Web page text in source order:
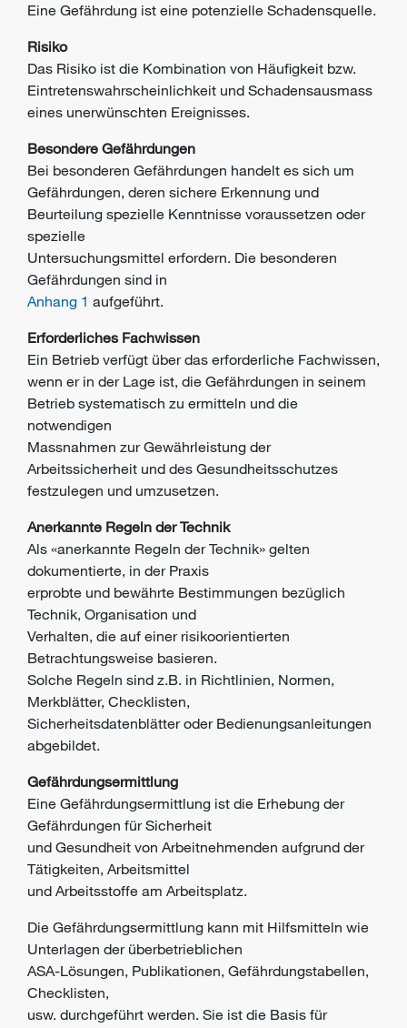
Eine Gefährdung ist eine potenzielle Schadensquelle.
Risiko
Das Risiko ist die Kombination von Häufigkeit bzw.
Eintretenswahrscheinlichkeit und Schadensausmass
eines unerwünschten Ereignisses.
Besondere Gefährdungen
Bei besonderen Gefährdungen handelt es sich um
Gefährdungen, deren sichere Erkennung und
Beurteilung spezielle Kenntnisse voraussetzen oder
spezielle
Untersuchungsmittel erfordern. Die besonderen
Gefährdungen sind in
Anhang 1 aufgeführt.
Erforderliches Fachwissen
Ein Betrieb verfügt über das erforderliche Fachwissen,
wenn er in der Lage ist, die Gefährdungen in seinem
Betrieb systematisch zu ermitteln und die
notwendigen
Massnahmen zur Gewährleistung der
Arbeitssicherheit und des Gesundheitsschutzes
festzulegen und umzusetzen.
Anerkannte Regeln der Technik
Als «anerkannte Regeln der Technik» gelten
dokumentierte, in der Praxis
erprobte und bewährte Bestimmungen bezüglich
Technik, Organisation und
Verhalten, die auf einer risikoorientierten
Betrachtungsweise basieren.
Solche Regeln sind z.B. in Richtlinien, Normen,
Merkblätter, Checklisten,
Sicherheitsdatenblätter oder Bedienungsanleitungen
abgebildet.
Gefährdungsermittlung
Eine Gefährdungsermittlung ist die Erhebung der
Gefährdungen für Sicherheit
und Gesundheit von Arbeitnehmenden aufgrund der
Tätigkeiten, Arbeitsmittel
und Arbeitsstoffe am Arbeitsplatz.
Die Gefährdungsermittlung kann mit Hilfsmitteln wie
Unterlagen der überbetrieblichen
ASA-Lösungen, Publikationen, Gefährdungstabellen,
Checklisten,
usw. durchgeführt werden. Sie ist die Basis für